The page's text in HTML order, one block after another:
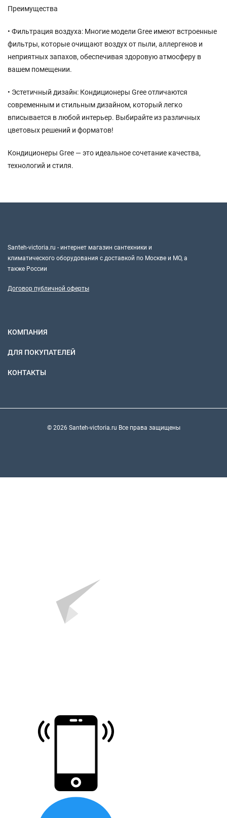
Преимущества
• Фильтрация воздуха: Многие модели Gree имеют встроенные
фильтры, которые очищают воздух от пыли, аллергенов и
неприятных запахов, обеспечивая здоровую атмосферу в
вашем помещении.
• Эстетичный дизайн: Кондиционеры Gree отличаются
современным и стильным дизайном, который легко
вписывается в любой интерьер. Выбирайте из различных
цветовых решений и форматов!
Кондиционеры Gree — это идеальное сочетание качества,
технологий и стиля.
Santeh-victoria.ru - интернет магазин сантехники и
климатического оборудования с доставкой по Москве и МО, а
также России
Договор публичной оферты
КОМПАНИЯ
ДЛЯ ПОКУПАТЕЛЕЙ
КОНТАКТЫ
© 2026 Santeh-victoria.ru Все права защищены